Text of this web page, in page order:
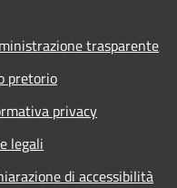
trasparente
pretorio
privacy
legali
di accessibilità